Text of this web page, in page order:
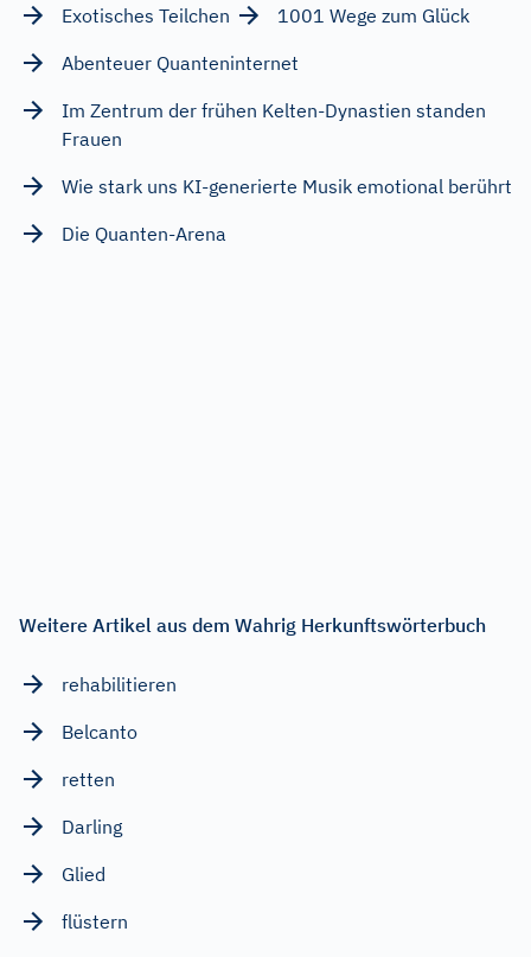
Exotisches Teilchen
1001 Wege zum Glück
Abenteuer Quanteninternet
Im Zentrum der frühen Kelten-Dynastien standen
Frauen
Wie stark uns KI-generierte Musik emotional berührt
Die Quanten-Arena
Weitere Artikel aus dem Wahrig Herkunftswörterbuch
rehabilitieren
Belcanto
retten
Darling
Glied
flüstern